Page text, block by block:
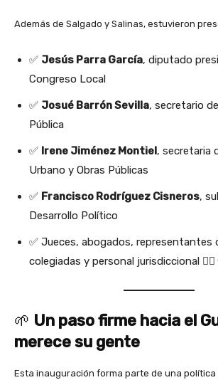
Además de Salgado y Salinas, estuvieron
✅ Jesús Parra García, diputado
Congreso Local
✅ Josué Barrón Sevilla, secretario
Pública
✅ Irene Jiménez Montiel, secretaria
Urbano y Obras Públicas
✅ Francisco Rodríguez Cisneros,
Desarrollo Político
✅ Jueces, abogados, representantes
colegiadas y personal jurisdiccional
🌱 Un paso firme hacia el
merece su gente
Esta inauguración forma parte de una política